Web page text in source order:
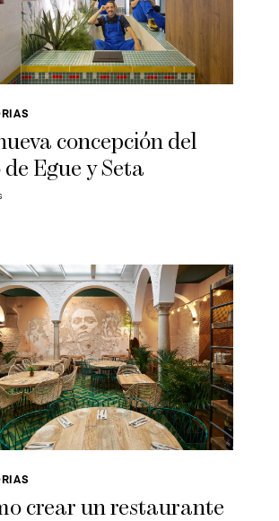
concepción del
Egue y Seta
crear un restaurante